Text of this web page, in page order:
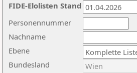
Nachname
Ebene
Personennummer
Bundesland
FIDE-Elolisten Stand